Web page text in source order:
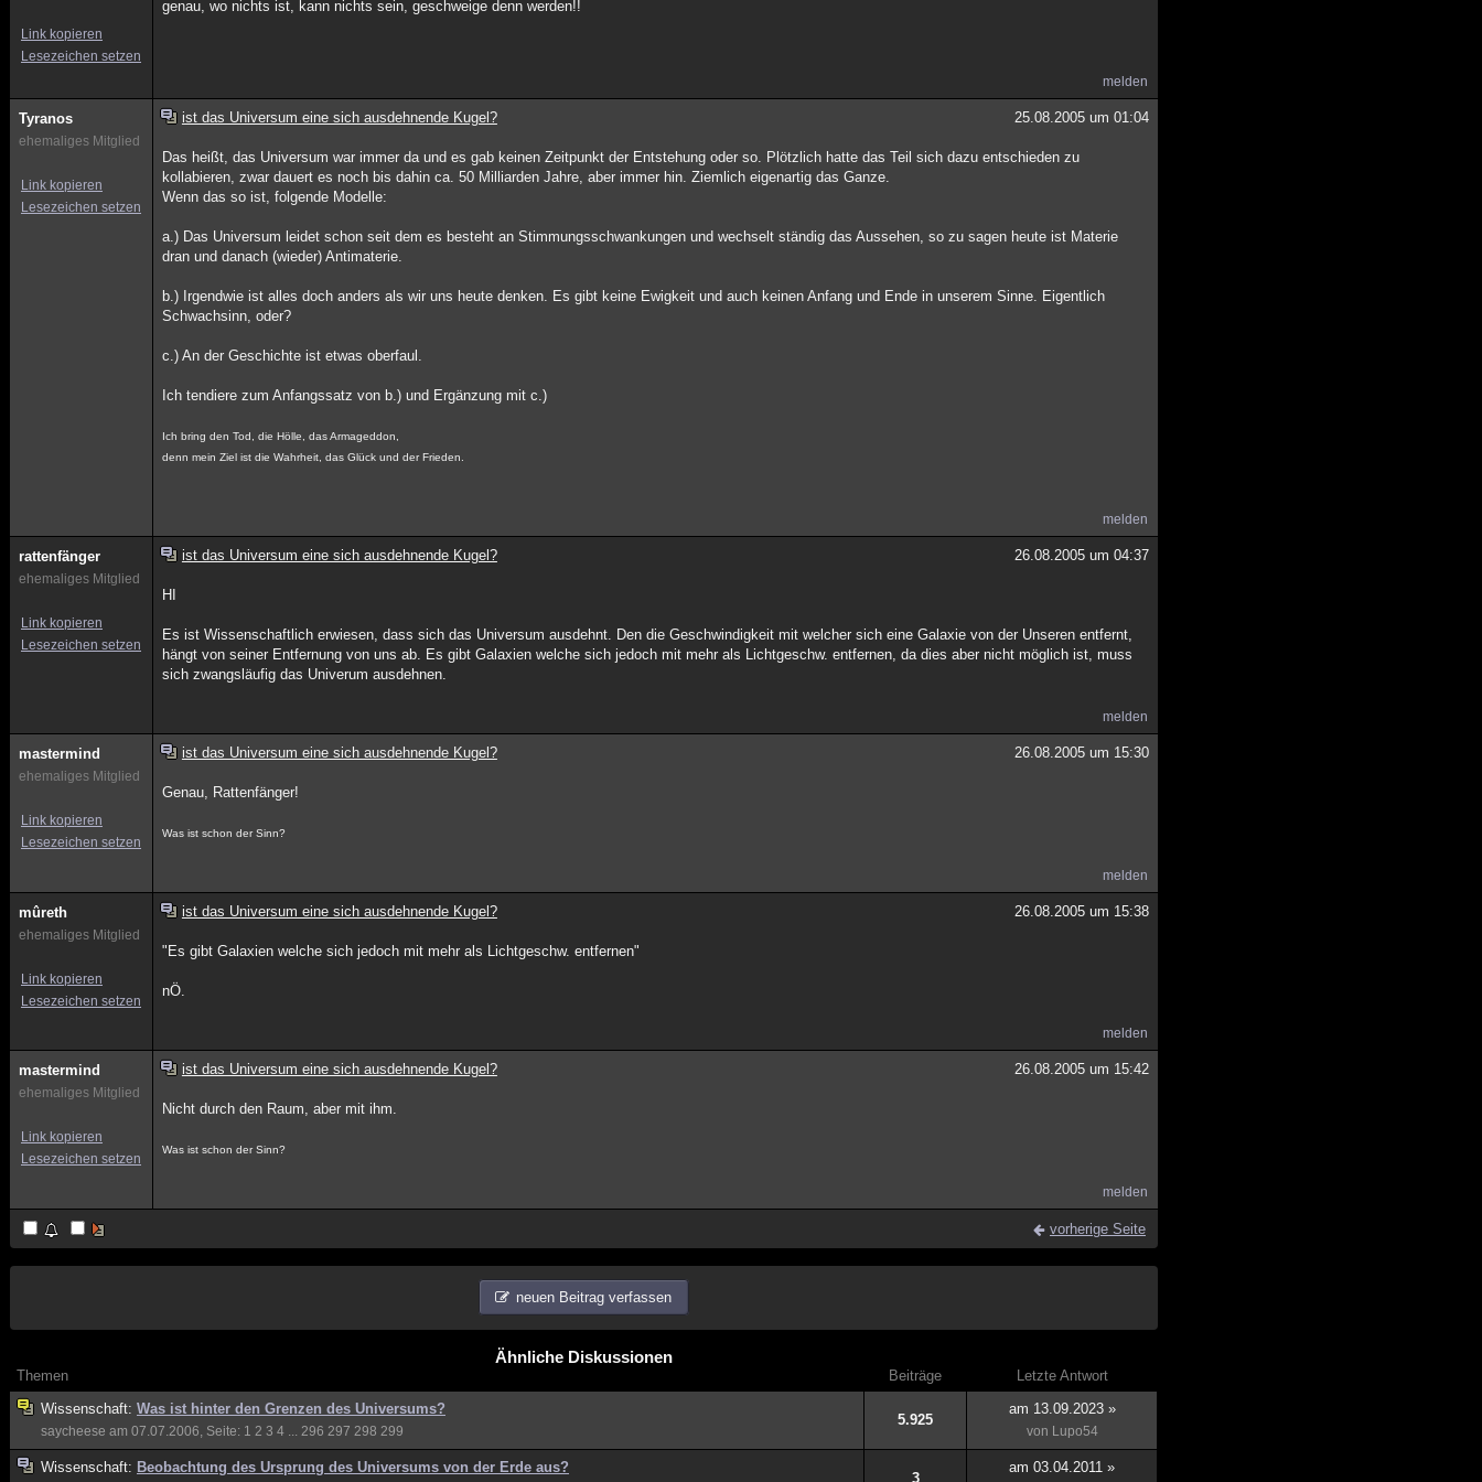
Link kopieren
Lesezeichen setzen
genau, wo nichts ist, kann nichts sein, geschweige denn werden!!
melden
Tyranos
ehemaliges Mitglied
Link kopieren
Lesezeichen setzen
ist das Universum eine sich ausdehnende Kugel? 25.08.2005 um 01:04
Das heißt, das Universum war immer da und es gab keinen Zeitpunkt der Entstehung oder so. Plötzlich hatte das Teil sich dazu entschieden zu
kollabieren, zwar dauert es noch bis dahin ca. 50 Milliarden Jahre, aber immer hin. Ziemlich eigenartig das Ganze.
Wenn das so ist, folgende Modelle:
a.) Das Universum leidet schon seit dem es besteht an Stimmungsschwankungen und wechselt ständig das Aussehen, so zu sagen heute ist Materie
dran und danach (wieder) Antimaterie.
b.) Irgendwie ist alles doch anders als wir uns heute denken. Es gibt keine Ewigkeit und auch keinen Anfang und Ende in unserem Sinne. Eigentlich
Schwachsinn, oder?
c.) An der Geschichte ist etwas oberfaul.
Ich tendiere zum Anfangssatz von b.) und Ergänzung mit c.)
Ich bring den Tod, die Hölle, das Armageddon,
denn mein Ziel ist die Wahrheit, das Glück und der Frieden.
melden
rattenfänger
ehemaliges Mitglied
Link kopieren
Lesezeichen setzen
ist das Universum eine sich ausdehnende Kugel? 26.08.2005 um 04:37
HI
Es ist Wissenschaftlich erwiesen, dass sich das Universum ausdehnt. Den die Geschwindigkeit mit welcher sich eine Galaxie von der Unseren entfernt,
hängt von seiner Entfernung von uns ab. Es gibt Galaxien welche sich jedoch mit mehr als Lichtgeschw. entfernen, da dies aber nicht möglich ist, muss
sich zwangsläufig das Univerum ausdehnen.
melden
mastermind
ehemaliges Mitglied
Link kopieren
Lesezeichen setzen
ist das Universum eine sich ausdehnende Kugel? 26.08.2005 um 15:30
Genau, Rattenfänger!
Was ist schon der Sinn?
melden
mûreth
ehemaliges Mitglied
Link kopieren
Lesezeichen setzen
ist das Universum eine sich ausdehnende Kugel? 26.08.2005 um 15:38
"Es gibt Galaxien welche sich jedoch mit mehr als Lichtgeschw. entfernen"
nÖ.
melden
mastermind
ehemaliges Mitglied
Link kopieren
Lesezeichen setzen
ist das Universum eine sich ausdehnende Kugel? 26.08.2005 um 15:42
Nicht durch den Raum, aber mit ihm.
Was ist schon der Sinn?
melden
vorherige Seite
neuen Beitrag verfassen
Ähnliche Diskussionen
Themen Beiträge
Letzte Antwort
Wissenschaft: Was ist hinter den Grenzen des Universums?
saycheese am 07.07.2006, Seite: 1 2 3 4 296 297 298 299
5.925
am 13.09.2023 »
von Lupo54
Wissenschaft: Beobachtung des Ursprung des Universums von der Erde aus?
3
am 03.04.2011 »